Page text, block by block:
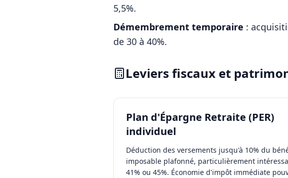
5,5%.
Démembrement temporaire :
de 30 à 40%.
Leviers fiscaux et
Plan d'Épargne Retraite (PER)
individuel
Déduction des versements jusqu'à 10% du
imposable plafonné, particulièrement
41% ou 45%. Économie d'impôt immédiate